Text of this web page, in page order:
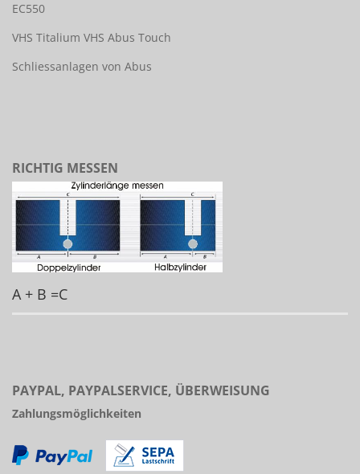
EC550
VHS Titalium VHS Abus Touch
Schliessanlagen von Abus
RICHTIG MESSEN
A + B =C
PAYPAL, PAYPALSERVICE, ÜBERWEISUNG
Zahlungsmöglichkeiten